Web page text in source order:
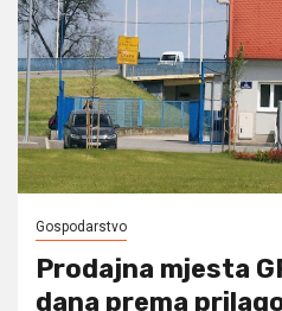
Gospodarstvo
Prodajna mjesta
dana prema